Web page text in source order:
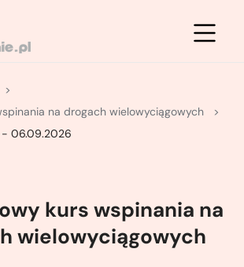
na drogach wielowyciągowych
- 06.09.2026
kurs wspinania na
wielowyciągowych
wielowyciągowy
- podstawowy
- zaawansowany
wysokogórskiego -